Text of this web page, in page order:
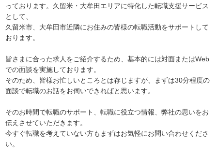
っております。久留米・大牟田エリアに特化した転職支援サービス
として、
久留米市、大牟田市近隣にお住みの皆様の転職活動をサポートして
おります。
皆さまに合った求人をご紹介するため、基本的には対面またはWeb
での面談を実施しております。
そのため、皆様お忙しいところとは存じますが、まずは30分程度の
面談で転職のお話をお伺いできればと思います。
そのお時間で転職のサポート、転職に役立つ情報、弊社の思いをお
伝えさせていただきます。
今すぐ転職を考えていない方もまずはお気軽にお問い合わせくださ
い。